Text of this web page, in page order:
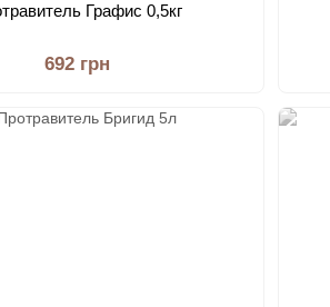
Графис 0,5кг
692 грн